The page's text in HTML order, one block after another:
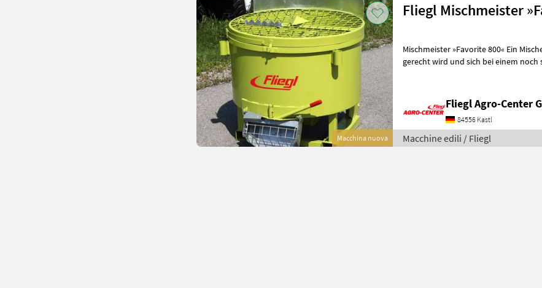
Macchina nuova
Fliegl
Mischmeister »Favorite 800« Ein
gerecht wird und sich bei einem
Fliegl Agro-Center
84556 Kastl
Macchine edili / Fliegl